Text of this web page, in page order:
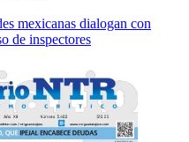
mexicanas dialogan con
de inspectores